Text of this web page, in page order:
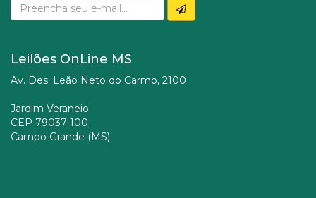
Leilões OnLine MS
Av. Des. Leão Neto do Carmo, 2100
Jardim Veraneio
CEP 79037-100
Campo Grande (MS)